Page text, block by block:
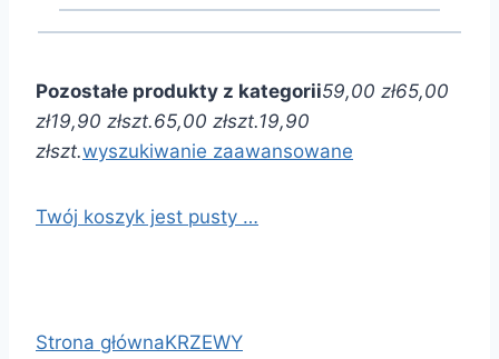
Pozostałe produkty z kategorii59,00 zł65,00
zł19,90 złszt.65,00 złszt.19,90
złszt.wyszukiwanie zaawansowane
Twój koszyk jest pusty …
Strona głównaKRZEWY